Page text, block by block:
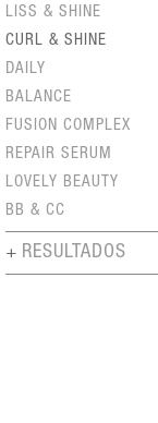
LISS & SHINE
CURL & SHINE
DAILY
BALANCE
FUSION COMPLEX
REPAIR SERUM
LOVELY BEAUTY
BB & CC
RESULTADOS